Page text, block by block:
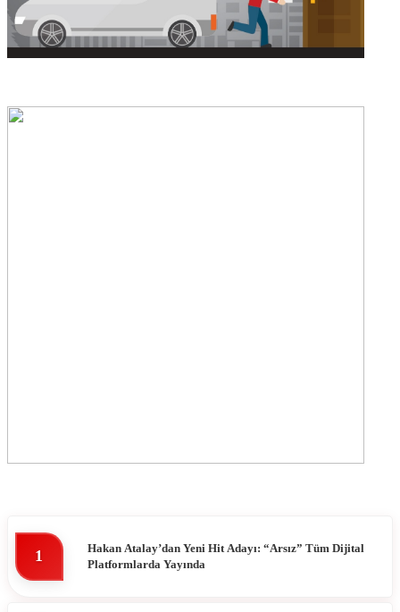
1
Hakan Atalay’dan Yeni Hit Adayı: “Arsız” Tüm Dijital
Platformlarda Yayında